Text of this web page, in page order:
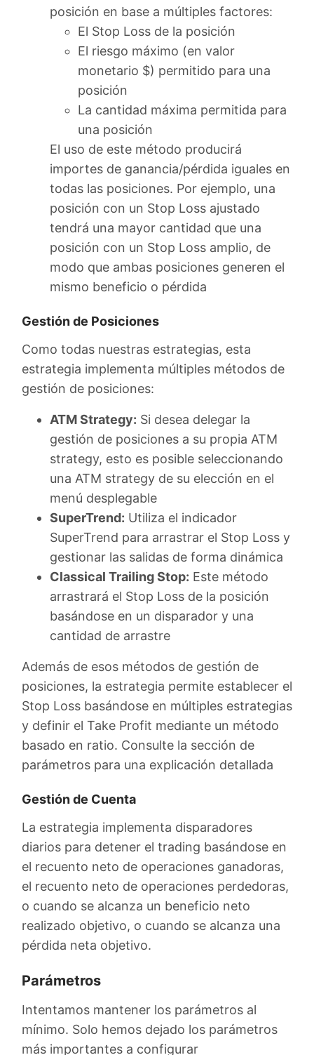
posición en base a múltiples factores:
El Stop Loss de la posición
El riesgo máximo (en valor
monetario $) permitido para una
posición
La cantidad máxima permitida para
una posición
El uso de este método producirá
importes de ganancia/pérdida iguales en
todas las posiciones. Por ejemplo, una
posición con un Stop Loss ajustado
tendrá una mayor cantidad que una
posición con un Stop Loss amplio, de
modo que ambas posiciones generen el
mismo beneficio o pérdida
Gestión de Posiciones
Como todas nuestras estrategias, esta
estrategia implementa múltiples métodos de
gestión de posiciones:
ATM Strategy: Si desea delegar la
gestión de posiciones a su propia ATM
strategy, esto es posible seleccionando
una ATM strategy de su elección en el
menú desplegable
SuperTrend: Utiliza el indicador
SuperTrend para arrastrar el Stop Loss y
gestionar las salidas de forma dinámica
Classical Trailing Stop: Este método
arrastrará el Stop Loss de la posición
basándose en un disparador y una
cantidad de arrastre
Además de esos métodos de gestión de
posiciones, la estrategia permite establecer el
Stop Loss basándose en múltiples estrategias
y definir el Take Profit mediante un método
basado en ratio. Consulte la sección de
parámetros para una explicación detallada
Gestión de Cuenta
La estrategia implementa disparadores
diarios para detener el trading basándose en
el recuento neto de operaciones ganadoras,
el recuento neto de operaciones perdedoras,
o cuando se alcanza un beneficio neto
realizado objetivo, o cuando se alcanza una
pérdida neta objetivo.
Parámetros
Intentamos mantener los parámetros al
mínimo. Solo hemos dejado los parámetros
más importantes a configurar